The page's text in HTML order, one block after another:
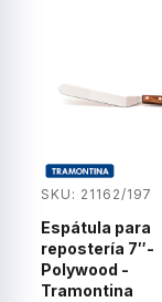
SKU: 21162/197
Espátula para
repostería 7″-
Polywood -
Tramontina